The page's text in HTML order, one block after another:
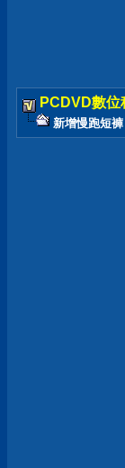
PCDVD數位
新增慢跑短